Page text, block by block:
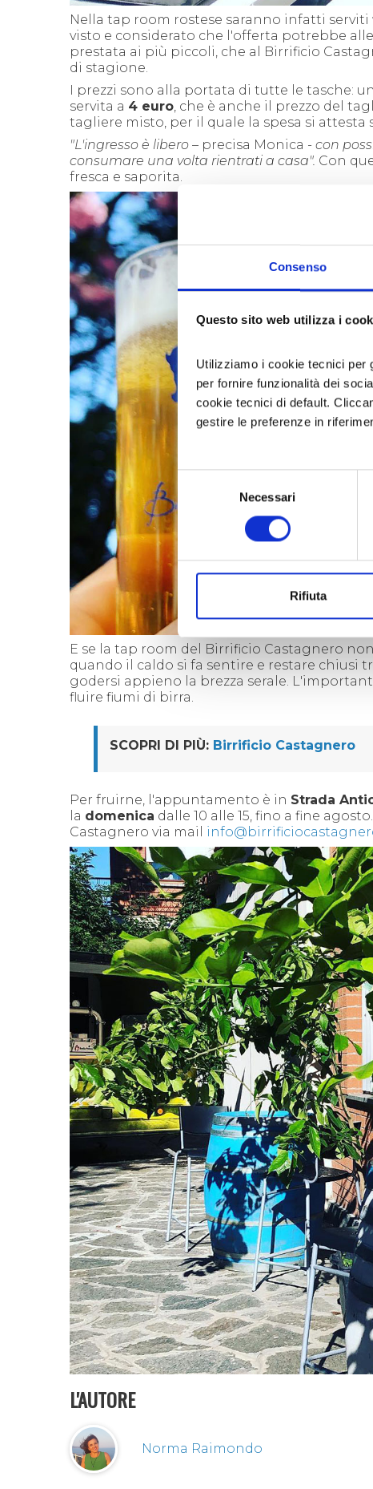
Consenso
Questo sito web utilizza i
Utilizziamo i cookie tecnici per
per fornire funzionalità dei
cookie tecnici di default.
gestire le preferenze in
consenso
Necessari
Rifiuta
Nella tap room rostese saranno infatti serviti
visto e considerato che l'offerta potrebbe
prestata ai più piccoli, che al Birrificio
di stagione.
I prezzi sono alla portata di tutte le tasche:
servita a 4 euro, che è anche il prezzo del
tagliere misto, per il quale la spesa si attesta
"L'ingresso è libero – precisa Monica - con
consumare una volta rientrati a casa". Con
fresca e saporita.
E se la tap room del Birrificio Castagnero
quando il caldo si fa sentire e restare chiusi
godersi appieno la brezza serale.
fluire fiumi di birra.
SCOPRI DI PIÙ: Birrificio Castagnero
Per fruirne, l'appuntamento è in Strada
la domenica dalle 10 alle 15, fino a fine
Castagnero via mail
L'AUTORE
Norma Raimondo